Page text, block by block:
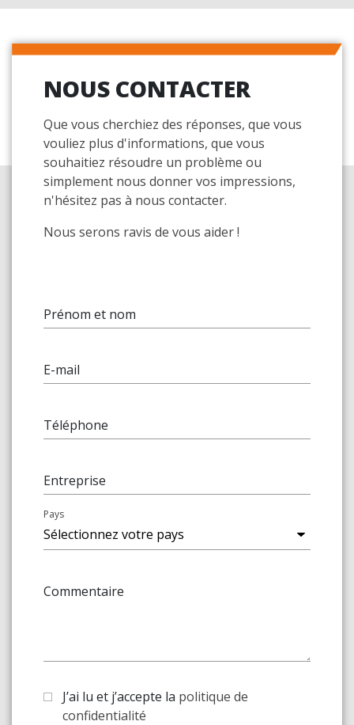
NOUS CONTACTER
Que vous cherchiez des réponses, que vous
vouliez plus d'informations, que vous
souhaitiez résoudre un problème ou
simplement nous donner vos impressions,
n'hésitez pas à nous contacter.
Nous serons ravis de vous aider !
Prénom et nom
E-mail
Téléphone
Entreprise
Pays
Commentaire
J’ai lu et j’accepte la politique de
confidentialité